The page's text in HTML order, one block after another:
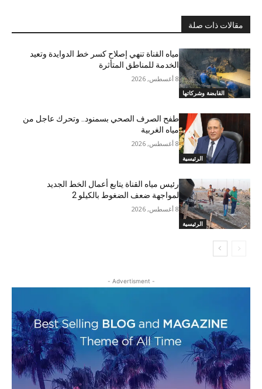
مقالات ذات صلة
القابضة وشركاتها
مياه القناة تنهي إصلاح كسر خط الدوايدة وتعيد
الخدمة للمناطق المتأثرة
8 أغسطس, 2026
الرئيسية
طفح الصرف الصحي بسمنود.. وتحرك عاجل من
مياه الغربية
8 أغسطس, 2026
الرئيسية
رئيس مياه القناة يتابع أعمال الخط الجديد
لمواجهة ضعف الضغوط بالكيلو 2
8 أغسطس, 2026
- Advertisment -